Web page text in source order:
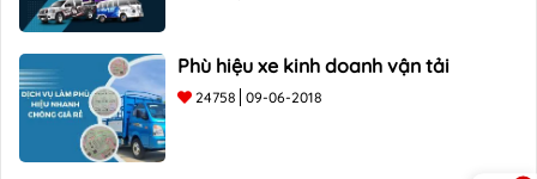
Phù hiệu xe kinh doanh vận tải
24758 09-06-2018